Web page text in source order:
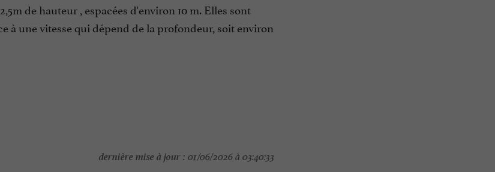
de hauteur , espacées d'environ 10 m. Elles sont
à une vitesse qui dépend de la profondeur, soit environ
dernière mise à jour : 01/06/2026 à 03:40:33